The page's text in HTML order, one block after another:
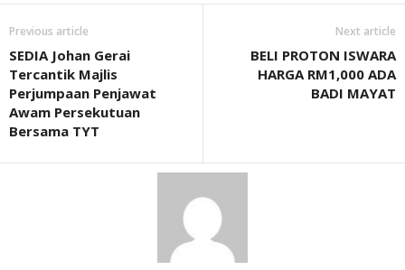
Previous article
SEDIA Johan Gerai
Tercantik Majlis
Perjumpaan Penjawat
Awam Persekutuan
Bersama TYT
Next article
BELI PROTON ISWARA
HARGA RM1,000 ADA
BADI MAYAT